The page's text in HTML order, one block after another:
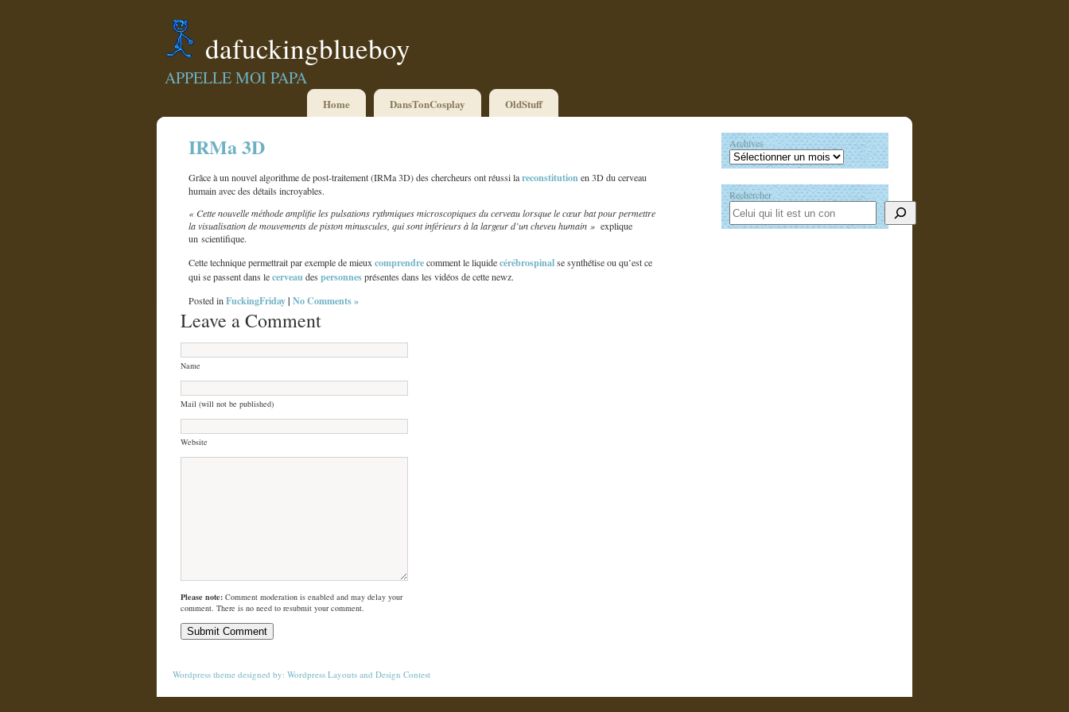
dafuckingblueboy
APPELLE MOI PAPA
Home DansTonCosplay OldStuff
IRMa 3D
Grâce à un nouvel algorithme de post-traitement (IRMa 3D) des chercheurs ont réussi lareconstitutionen 3D du cerveau
humain avec des détails incroyables.
« Cette nouvelle méthode amplifie les pulsations rythmiques microscopiques du cerveau lorsque le cœur bat pour permettre
la visualisation de mouvements de piston minuscules, qui sont inférieurs à la largeur d’un cheveu humain » explique
un scientifique.
Cette technique permettrait par exemple de mieux comprendrecomment le liquidecérébrospinalse synthétise ou qu’est ce
qui se passent dans lecerveaudespersonnesprésentes dans les vidéos de cette newz.
Posted inFuckingFriday| No Comments »
Leave a Comment
Name
Mail (will not be published)
Website
Please note: Comment moderation is enabled and may delay your
comment. There is no need to resubmit your comment.
Archives
Rechercher
Wordpress theme designed by: Wordpress Layouts and Design Contest